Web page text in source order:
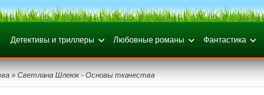
Детективы и триллеры Любовные романы Фантастика
» Светлана Шлеюк - Основы ткачества